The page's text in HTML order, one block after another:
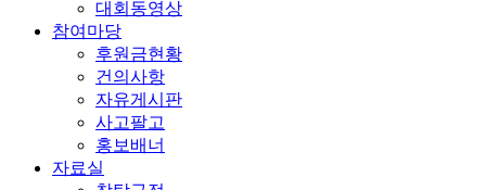
대회동영상
참여마당
후원금현황
건의사항
자유게시판
사고팔고
홍보배너
자료실